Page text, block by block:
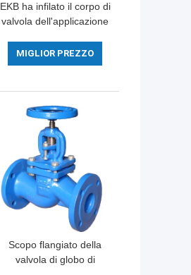
EKB ha infilato il corpo di
valvola dell'applicazione
saracinesca WCB con
l'indicatore di posizione
MIGLIOR PREZZO
Scopo flangiato della
valvola di globo di